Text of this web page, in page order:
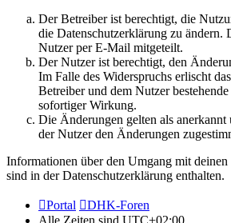
Der Betreiber ist berechtigt, die
die Datenschutzerklärung zu
Nutzer per E-Mail mitgeteilt.
Der Nutzer ist berechtigt, den
Im Falle des Widerspruchs erlischt
Betreiber und dem Nutzer
sofortiger Wirkung.
Die Änderungen gelten als
der Nutzer den Änderungen
Informationen über den Umgang mit deinen
sind in der Datenschutzerklärung enthalten.
Portal
DHK-Foren
Alle Zeiten sind UTC+02:00